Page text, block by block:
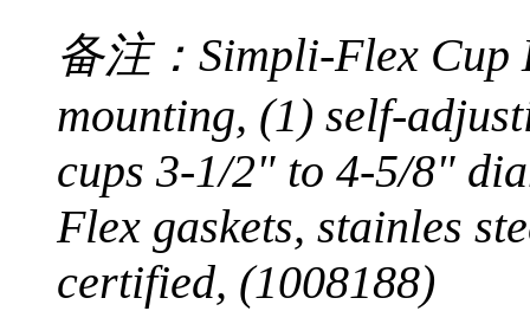
备注：Simpli-Flex Cup
mounting, (1) self-
cups 3-1/2" to 4-5/8"
Flex gaskets, stainles
certified, (1008188)